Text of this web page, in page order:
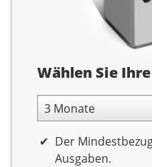
Abolaufzeit
Wählen Sie
3 Monate Laufzeit
Der
Ausgaben.